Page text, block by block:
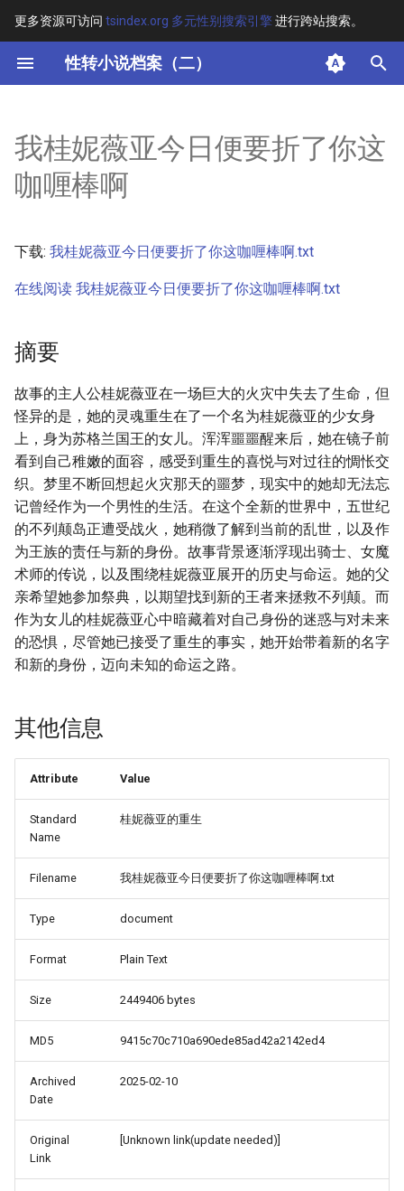
更多资源可访问 tsindex.org 多元性别搜索引擎进行跨站搜索。
性转小说档案（二）
键
开
始
索
其他信息
我桂妮薇亚今日便要折了你这
咖喱棒啊
下载: 我桂妮薇亚今日便要折了你这咖喱棒啊.txt
在线阅读 我桂妮薇亚今日便要折了你这咖喱棒啊.txt
摘要
故事的主人公桂妮薇亚在一场巨大的火灾中失去了生命，但
怪异的是，她的灵魂重生在了一个名为桂妮薇亚的少女身
上，身为苏格兰国王的女儿。浑浑噩噩醒来后，她在镜子前
看到自己稚嫩的面容，感受到重生的喜悦与对过往的惆怅交
织。梦里不断回想起火灾那天的噩梦，现实中的她却无法忘
记曾经作为一个男性的生活。在这个全新的世界中，五世纪
的不列颠岛正遭受战火，她稍微了解到当前的乱世，以及作
为王族的责任与新的身份。故事背景逐渐浮现出骑士、女魔
术师的传说，以及围绕桂妮薇亚展开的历史与命运。她的父
亲希望她参加祭典，以期望找到新的王者来拯救不列颠。而
作为女儿的桂妮薇亚心中暗藏着对自己身份的迷惑与对未来
的恐惧，尽管她已接受了重生的事实，她开始带着新的名字
和新的身份，迈向未知的命运之路。
其他信息
Attribute Value
Standard
Name
桂妮薇亚的重生
Filename 我桂妮薇亚今日便要折了你这咖喱棒啊.txt
Type document
Format Plain Text
Size 2449406 bytes
MD5 9415c70c710a690ede85ad42a2142ed4
Archived
Date
2025-02-10
Original
Link
[Unknown link(update needed)]